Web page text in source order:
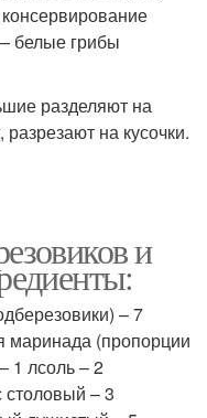
белые грибы
разделяют на
на кусочки.
и
– 7
маринада (пропорции
1 лсоль – 2
столовый – 3